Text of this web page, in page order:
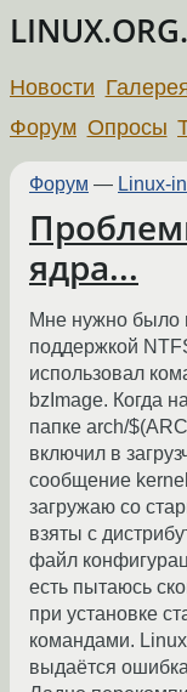
Новости
Форум Опросы
Форум — Linux-
ядра...
Мне нужно было
поддержкой
использовал
bzImage. Когда
папке arch/
включил в
сообщение
загружаю со
взяты с
файл
есть пытаюсь
при установке
командами.
выдаётся